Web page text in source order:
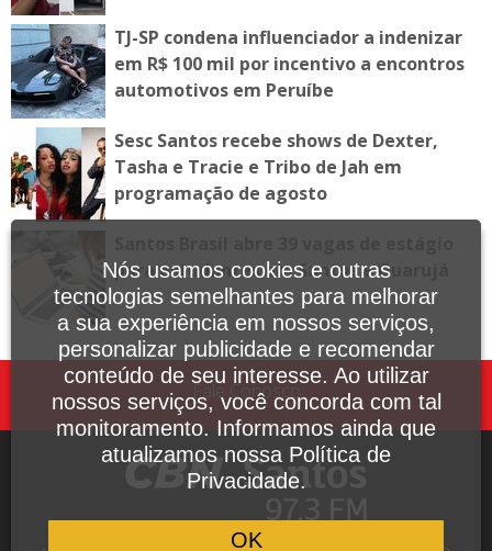
TJ-SP condena influenciador a indenizar
em R$ 100 mil por incentivo a encontros
automotivos em Peruíbe
Sesc Santos recebe shows de Dexter,
Tasha e Tracie e Tribo de Jah em
programação de agosto
para estudantes em Santos e Guarujá
Fale Conosco
Nós usamos cookies e outras
tecnologias semelhantes para melhorar
a sua experiência em nossos serviços,
personalizar publicidade e recomendar
conteúdo de seu interesse. Ao utilizar
nossos serviços, você concorda com tal
monitoramento. Informamos ainda que
atualizamos nossa Política de
Privacidade.
OK